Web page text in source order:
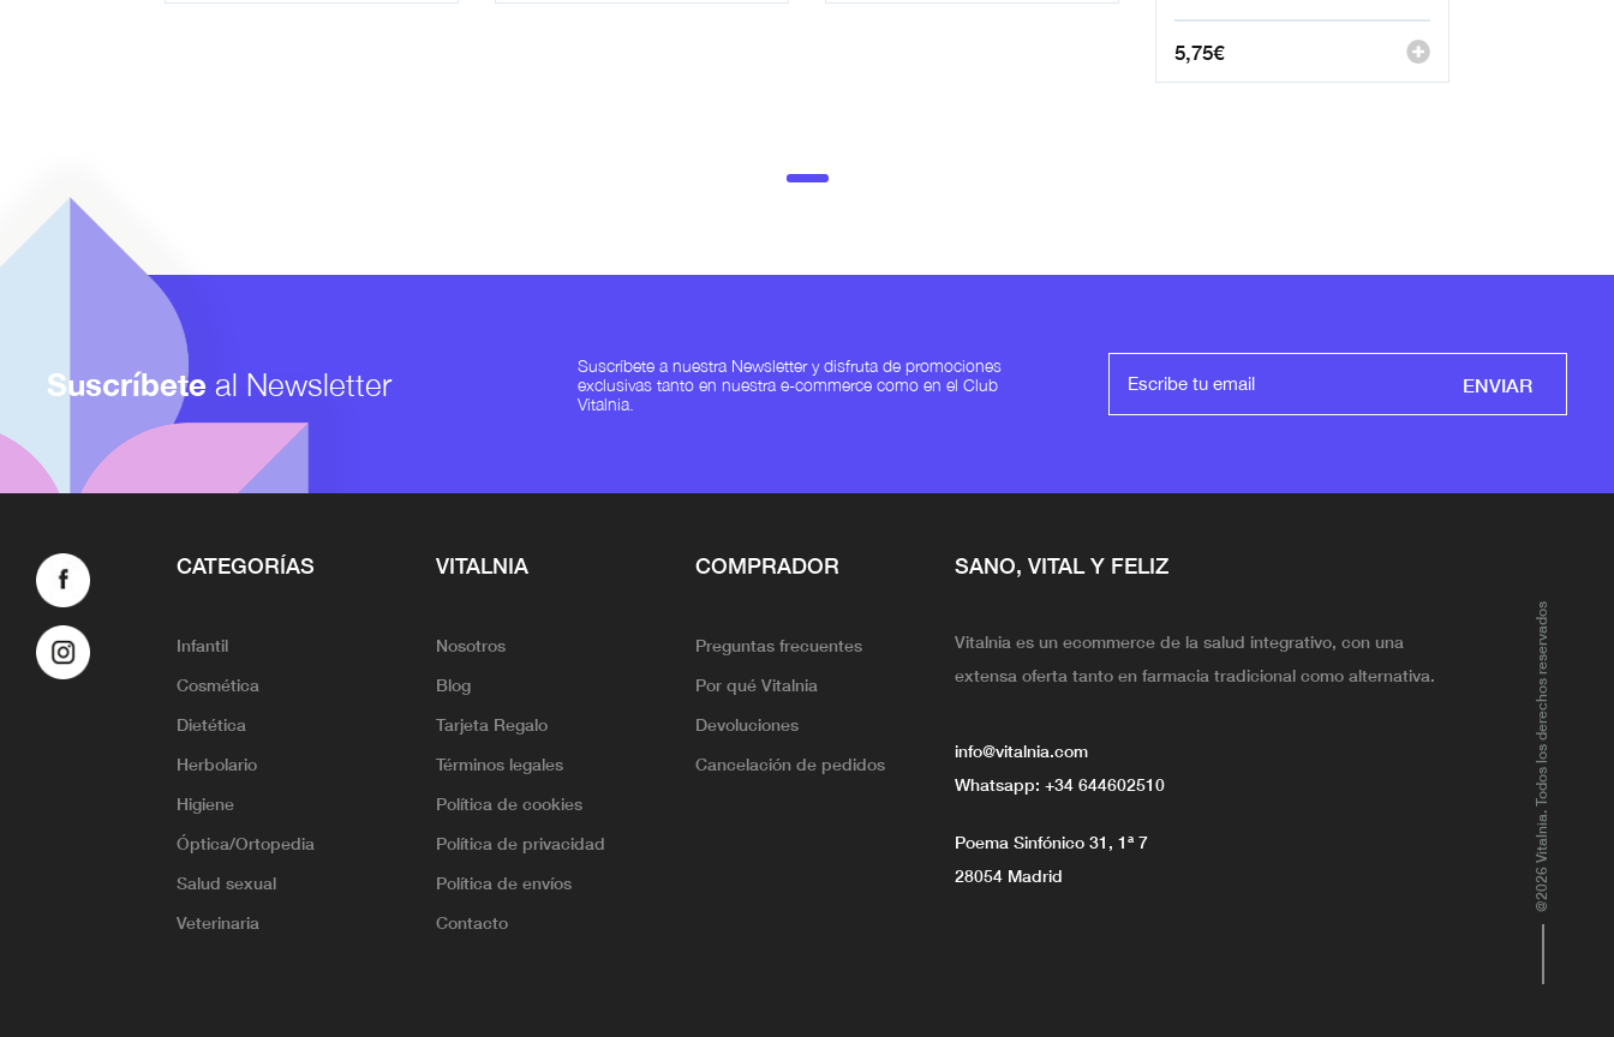
5,75€
Suscríbete al Newsletter
Suscríbete a nuestra Newsletter y disfruta de promociones
exclusivas tanto en nuestra e-commerce como en el Club
Vitalnia.
ENVIAR
CATEGORÍAS
Infantil
Cosmética
Dietética
Herbolario
Higiene
Óptica/Ortopedia
Salud sexual
Veterinaria
VITALNIA
Nosotros
Blog
Tarjeta Regalo
Términos legales
Política de cookies
Política de privacidad
Política de envíos
Contacto
COMPRADOR
Preguntas frecuentes
Por qué Vitalnia
Devoluciones
Cancelación de pedidos
SANO, VITAL Y FELIZ
Vitalnia es un ecommerce de la salud integrativo, con una
extensa oferta tanto en farmacia tradicional como alternativa.
info@vitalnia.com
Whatsapp: +34 644602510
Poema Sinfónico 31, 1ª 7
28054 Madrid
@2026 Vitalnia. Todos los derechos reservados